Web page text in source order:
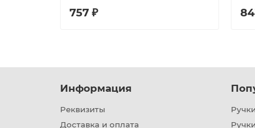
757 ₽
Информация
Реквизиты
Доставка и оплата